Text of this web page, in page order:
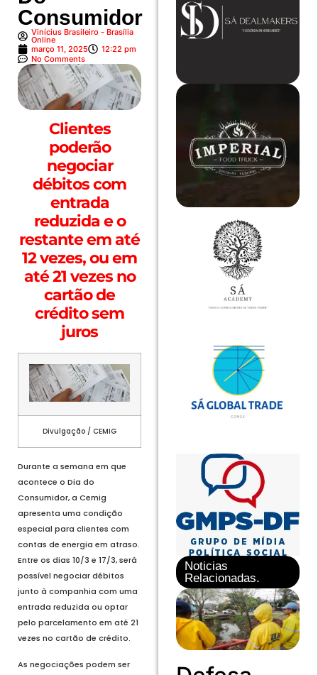
Consumidor
Vinícius Brasileiro - Brasília
Online
março 11, 2025
12:22 pm
No Comments
Clientes
poderão
negociar
débitos com
entrada
reduzida e o
restante em até
12 vezes, ou em
até 21 vezes no
cartão de
crédito sem
juros
Divulgação / CEMIG
Durante a semana em que
acontece o Dia do
Consumidor, a Cemig
apresenta uma condição
especial para clientes com
contas de energia em atraso.
Entre os dias 10/3 e 17/3, será
possível negociar débitos
junto à companhia com uma
entrada reduzida ou optar
pelo parcelamento em até 21
vezes no cartão de crédito.
As negociações podem ser
Noticias
Relacionadas.